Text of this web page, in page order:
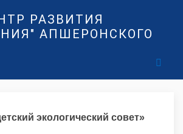
экологический совет»